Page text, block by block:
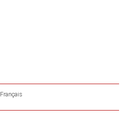
Français